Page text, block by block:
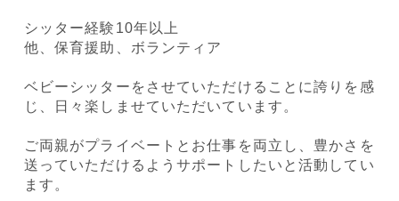
シッター経験10年以上
他、保育援助、ボランティア
ベビーシッターをさせていただけることに誇りを感
じ、日々楽しませていただいています。
ご両親がプライベートとお仕事を両立し、豊かさを
送っていただけるようサポートしたいと活動してい
ます。